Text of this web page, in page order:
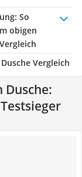
: So
obigen
Vergleich
Dusche: